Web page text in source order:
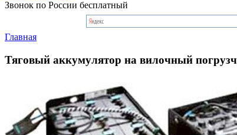
Звонок по России бесплатный
Главная
Тяговый аккумулятор на вилочный